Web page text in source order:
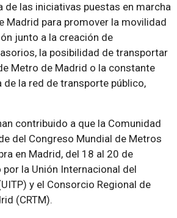
de las iniciativas puestas en marcha
Madrid para promover la movilidad
junto a la creación de
la posibilidad de transportar
Metro de Madrid o la constante
la red de transporte público,
contribuido a que la Comunidad
del Congreso Mundial de Metros
en Madrid, del 18 al 20 de
la Unión Internacional del
y el Consorcio Regional de
(CRTM).